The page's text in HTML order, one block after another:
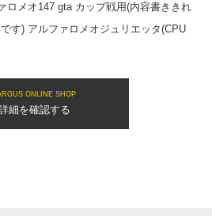
ロメオ147 gta カップ戦用(内容書ききれ
す) アルファロメオジュリエッタ(CPU
ONLINE SHOP
細を確認する